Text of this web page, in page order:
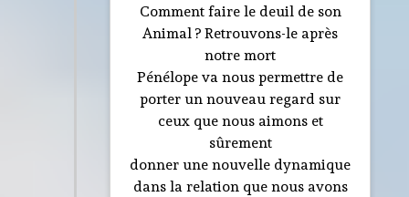
Comment faire le deuil de son
Animal ? Retrouvons-le après
notre mort
Pénélope va nous permettre de
porter un nouveau regard sur
ceux que nous aimons et
sûrement
donner une nouvelle dynamique
dans la relation que nous avons